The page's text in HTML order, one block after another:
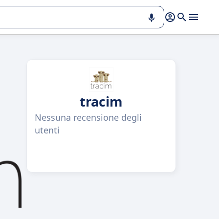
tracim
Nessuna recensione degli
utenti